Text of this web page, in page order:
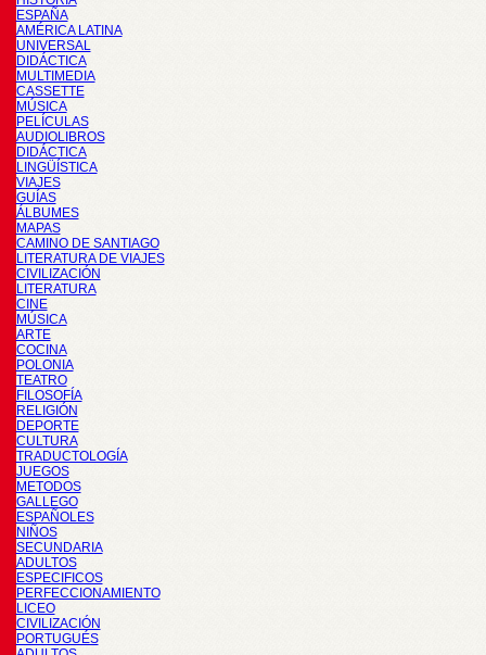
ESPAÑA
AMÉRICA LATINA
UNIVERSAL
DIDÁCTICA
MULTIMEDIA
CASSETTE
MÚSICA
PELÍCULAS
AUDIOLIBROS
DIDÁCTICA
LINGÜÍSTICA
VIAJES
GUÍAS
ÁLBUMES
MAPAS
CAMINO DE SANTIAGO
LITERATURA DE VIAJES
CIVILIZACIÓN
LITERATURA
CINE
MÚSICA
ARTE
COCINA
POLONIA
TEATRO
FILOSOFÍA
RELIGIÓN
DEPORTE
CULTURA
TRADUCTOLOGÍA
JUEGOS
METODOS
GALLEGO
ESPAÑOLES
NIÑOS
SECUNDARIA
ADULTOS
ESPECIFICOS
PERFECCIONAMIENTO
LICEO
CIVILIZACIÓN
PORTUGUÉS